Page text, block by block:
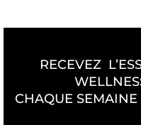
RECEVEZ
CHAQUE